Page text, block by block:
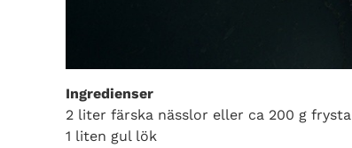
Ingredienser
2 liter färska nässlor eller ca 200 g frysta
1 liten gul lök